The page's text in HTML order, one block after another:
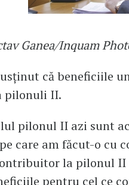
Ganea/Inquam
că beneficiile
pilonuli II.
pilonul II azi sunt
care am făcut-o cu
la pilonul II
pentru cel ce